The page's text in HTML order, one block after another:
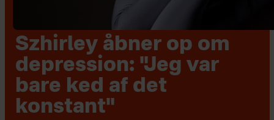
Szhirley åbner op om
depression: "Jeg var
bare ked af det
konstant"